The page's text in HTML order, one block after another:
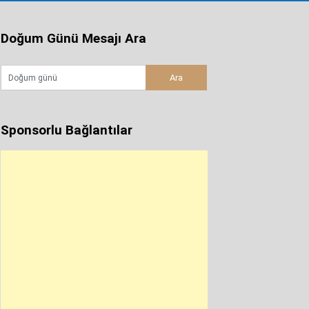
Doğum Günü Mesajı Ara
Sponsorlu Bağlantılar